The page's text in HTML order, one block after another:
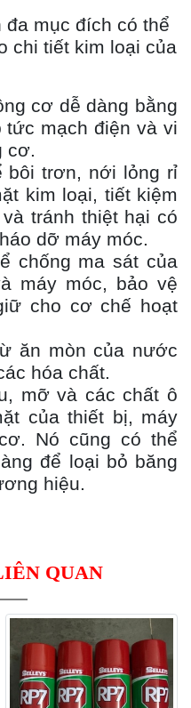
mục đích có thể
chi tiết kim loại của
cơ dễ dàng bằng
tức mạch điện và vi
cơ.
bôi trơn, nới lỏng rỉ
kim loại, tiết kiệm
tránh thiệt hại có
dỡ máy móc.
chống ma sát của
máy móc, bảo vệ
cho cơ chế hoạt
ăn mòn của nước
hóa chất.
mỡ và các chất ô
của thiết bị, máy
Nó cũng có thể
để loại bỏ băng
hiệu.
QUAN